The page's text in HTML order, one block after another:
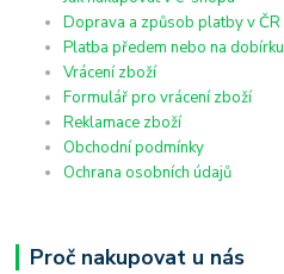
Doprava a způsob platby v ČR
Platba předem nebo na dobírku
Vrácení zboží
Formulář pro vrácení zboží
Reklamace zboží
Obchodní podmínky
Ochrana osobních údajů
Proč nakupovat u nás